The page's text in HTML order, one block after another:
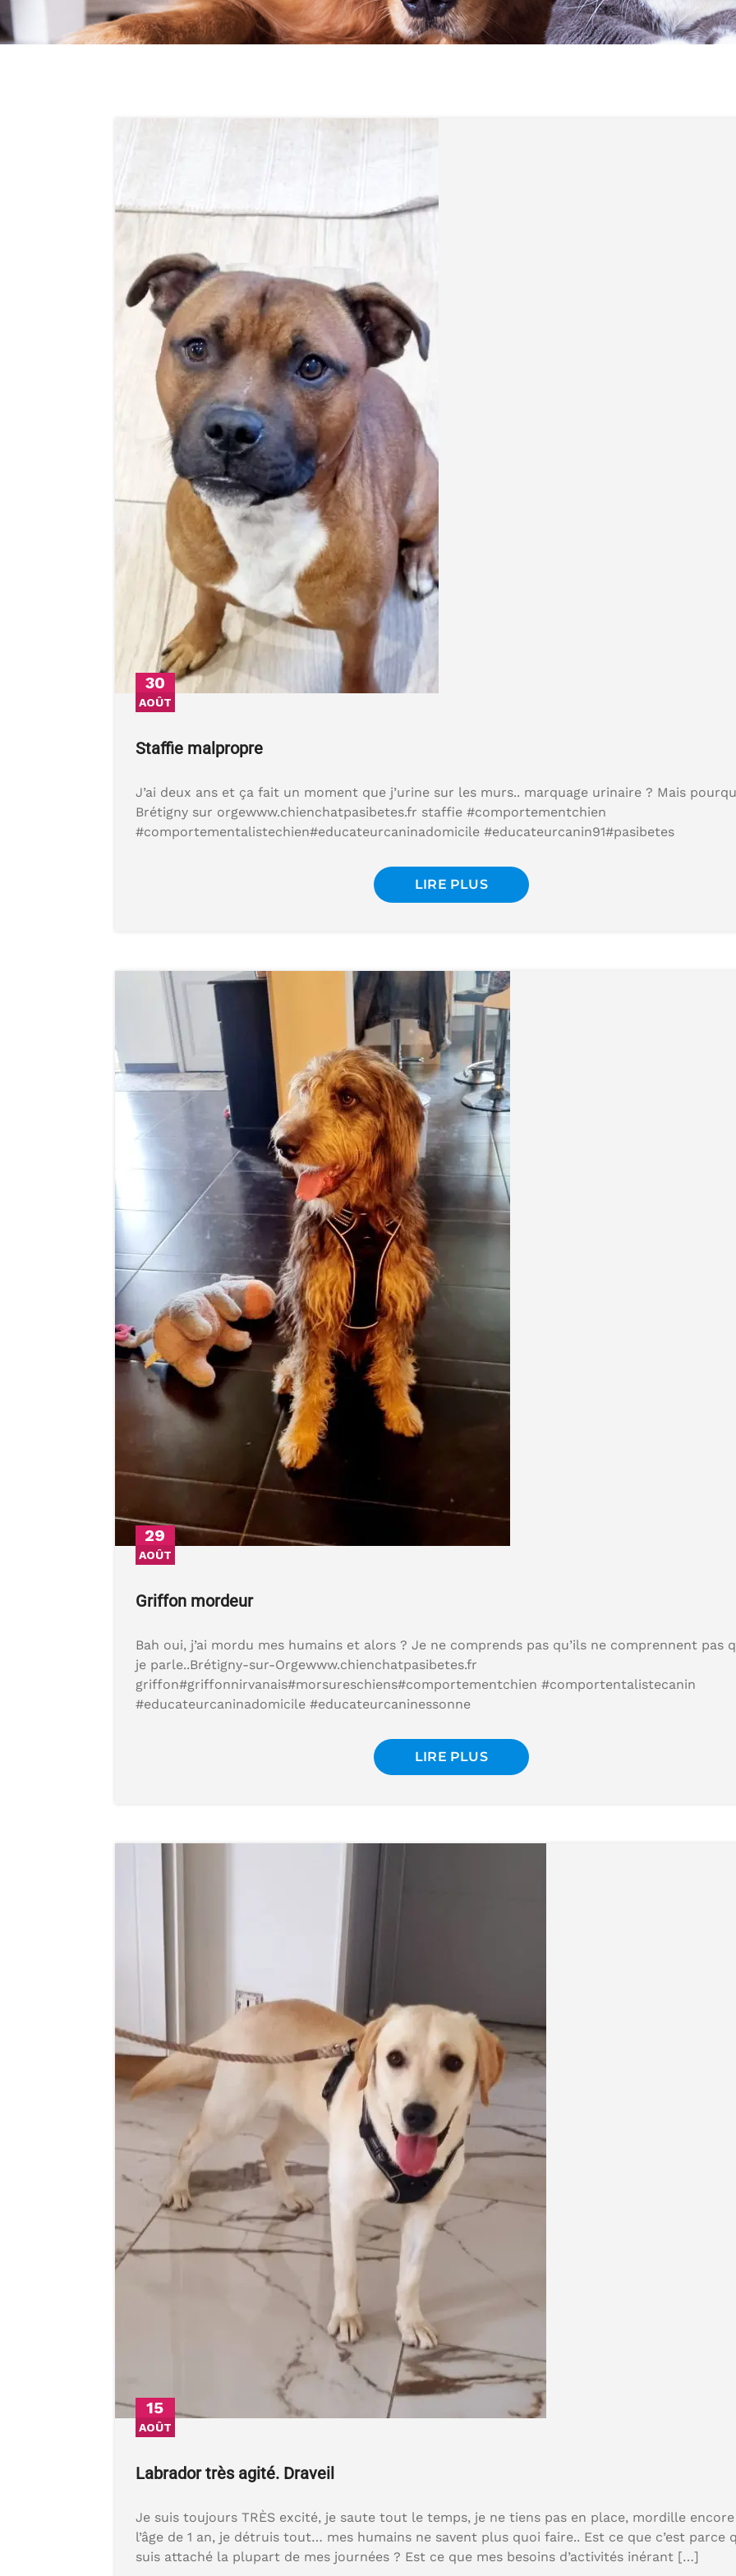
30
AOÛT
Staffie malpropre
J’ai deux ans et ça fait un moment que j’urine sur les murs.. marquage urinaire ? Mais
Brétigny sur orgewww.chienchatpasibetes.fr staffie #comportementchien
#comportementalistechien#educateurcaninadomicile #educateurcanin91#pasibetes
LIRE PLUS
29
AOÛT
Griffon mordeur
Bah oui, j’ai mordu mes humains et alors ? Je ne comprends pas qu’ils ne comprennent pas
je parle..Brétigny-sur-Orgewww.chienchatpasibetes.fr
griffon#griffonnirvanais#morsureschiens#comportementchien #comportentalistecanin
#educateurcaninadomicile #educateurcaninessonne
LIRE PLUS
15
AOÛT
Labrador très agité. Draveil
Je suis toujours TRÈS excité, je saute tout le temps, je ne tiens pas en place, mordille encore
l’âge de 1 an, je détruis tout… mes humains ne savent plus quoi faire.. Est ce que c’est parce
suis attaché la plupart de mes journées ? Est ce que mes besoins d’activités inérant […]